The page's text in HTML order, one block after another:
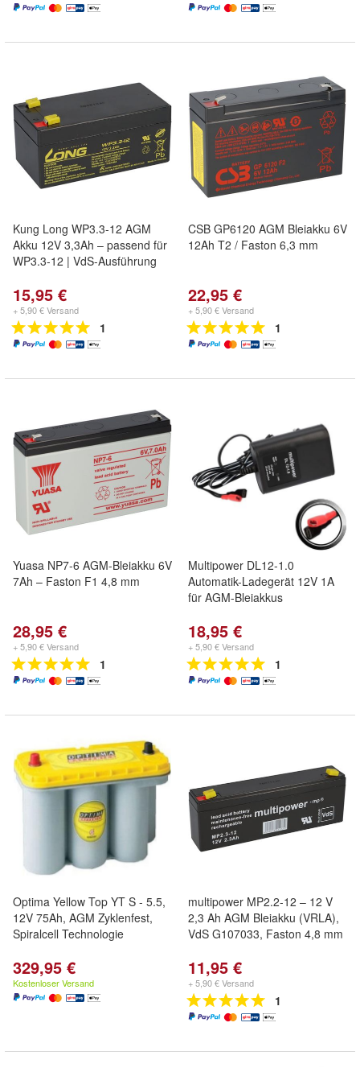
Kung Long WP3.3-12 AGM
Akku 12V 3,3Ah – passend für
WP3.3-12 | VdS-Ausführung
15,95 €
+ 5,90 € Versand
1
CSB GP6120 AGM Bleiakku 6V
12Ah T2 / Faston 6,3 mm
22,95 €
+ 5,90 € Versand
1
Yuasa NP7-6 AGM-Bleiakku 6V
7Ah – Faston F1 4,8 mm
28,95 €
+ 5,90 € Versand
1
Multipower DL12-1.0
Automatik-Ladegerät 12V 1A
für AGM-Bleiakkus
18,95 €
+ 5,90 € Versand
1
Optima Yellow Top YT S - 5.5,
12V 75Ah, AGM Zyklenfest,
Spiralcell Technologie
329,95 €
Kostenloser Versand
multipower MP2.2-12 – 12 V
2,3 Ah AGM Bleiakku (VRLA),
VdS G107033, Faston 4,8 mm
11,95 €
+ 5,90 € Versand
1